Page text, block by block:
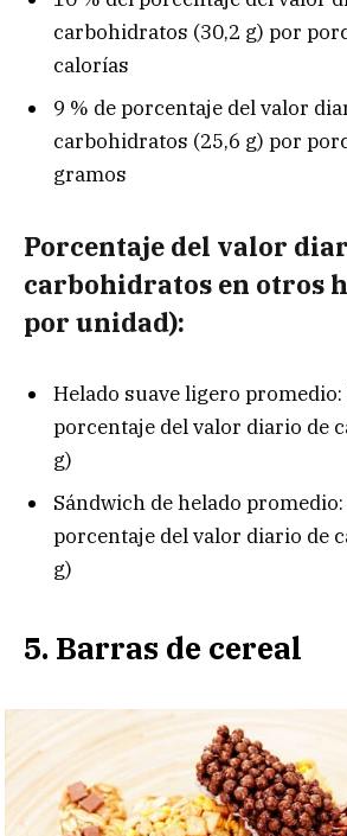
carbohidratos (30,2 g) por
calorías
9 % de porcentaje del valor
carbohidratos (25,6 g) por
gramos
Porcentaje del valor
carbohidratos en otros
por unidad):
Helado suave ligero promedio:
porcentaje del valor diario de
g)
Sándwich de helado
porcentaje del valor diario de
g)
5. Barras de cereal